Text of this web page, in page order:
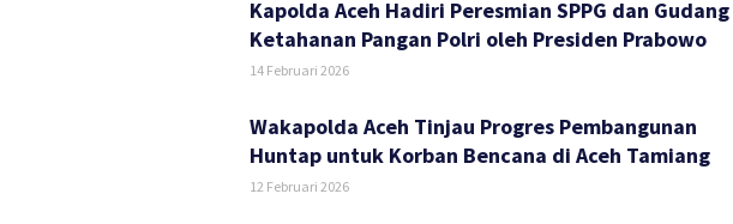
Kapolda Aceh Hadiri Peresmian SPPG dan Gudang
Ketahanan Pangan Polri oleh Presiden Prabowo
14 Februari 2026
Wakapolda Aceh Tinjau Progres Pembangunan
Huntap untuk Korban Bencana di Aceh Tamiang
12 Februari 2026